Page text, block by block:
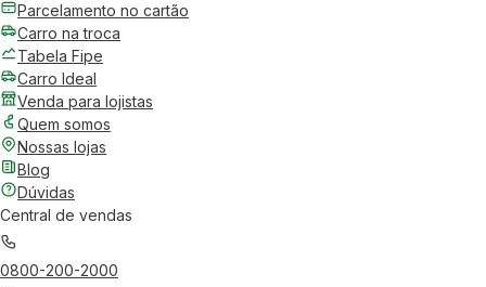
Parcelamento no cartão
Carro na troca
Tabela Fipe
Carro Ideal
Venda para lojistas
Quem somos
Nossas lojas
Blog
Dúvidas
Central de vendas
0800-200-2000